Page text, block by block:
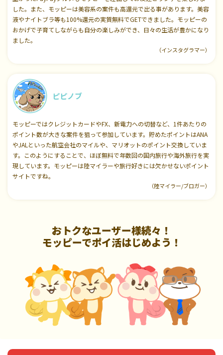
した。また、モッピーは美容系の案件も高還元で出る事があります。美容
液やナイトブラ等も100%還元の実質無料でGETできました。モッピーの
おかげで子育てしながらも自分の楽しみができ、日々の生活が豊かになり
ました。
（インスタグラマー）
ピピノブ
モッピーではクレジットカードやFX、新電力への切替など、1件あたりの
ポイント数が大きな案件を狙って参加しています。貯めたポイントはANA
やJALといった航空会社のマイルや、マリオットのポイント交換していま
す。このようにすることで、ほぼ無料で年数回の国内旅行や海外旅行を実
現しています。モッピーは陸マイラーや旅行好きには欠かせないポイント
サイトですね。
（陸マイラー/ブロガー）
おトクなユーザー様続々！
モッピーでポイ活はじめよう！